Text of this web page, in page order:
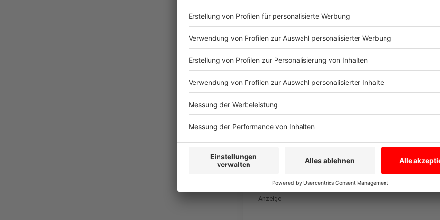
So kommt es, dass Island Gurken aus den
erste Trend, der in Island durch die Decke ging,
auf der Insel ebenfalls zu Engpässen gekommen.
Anzeige
Der Selbsttest: So schmeckt das Rezept
Gurkensalat-Rezept: Der Selbsttest
Anzeige